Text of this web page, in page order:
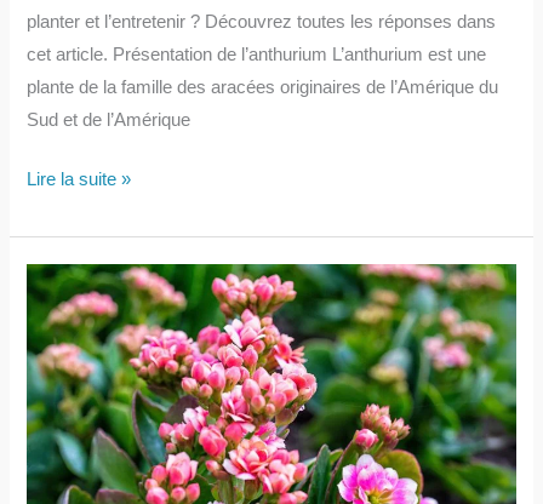
planter et l’entretenir ? Découvrez toutes les réponses dans
cet article. Présentation de l’anthurium L’anthurium est une
plante de la famille des aracées originaires de l’Amérique du
Sud et de l’Amérique
Tout
sur
l’anthurium : entretien,
arrosage,
rempotage
et
maladies
Lire la suite »